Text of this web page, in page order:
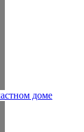
доме